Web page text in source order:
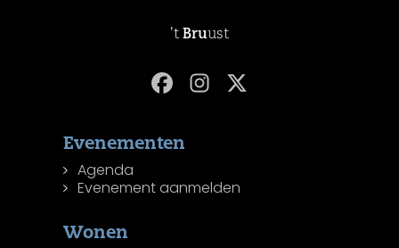
't Bruust
Evenementen
Agenda
Evenement aanmelden
Wonen